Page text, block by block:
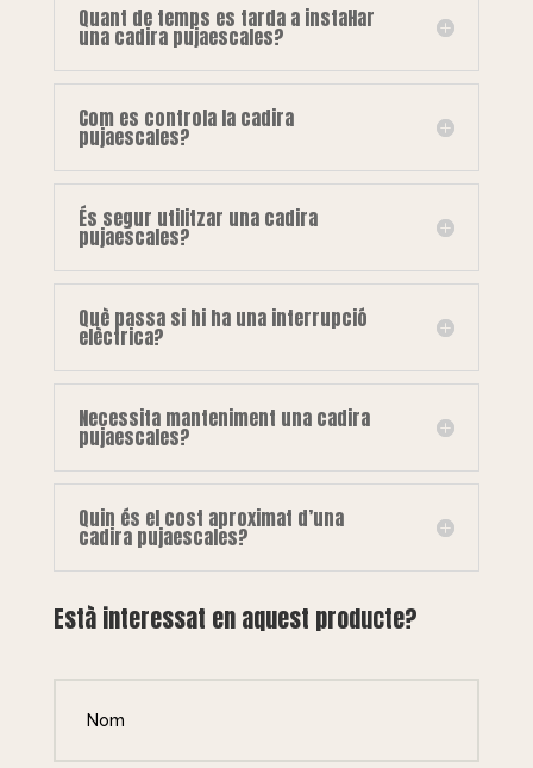
Quant de temps es tarda a instal·lar
una cadira pujaescales?
Com es controla la cadira
pujaescales?
És segur utilitzar una cadira
pujaescales?
Què passa si hi ha una interrupció
elèctrica?
Necessita manteniment una cadira
pujaescales?
Quin és el cost aproximat d’una
cadira pujaescales?
Està interessat en aquest producte?